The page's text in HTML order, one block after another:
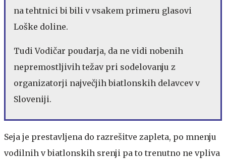
na tehtnici bi bili v vsakem primeru glasovi
Loške doline.
Tudi Vodičar poudarja, da ne vidi nobenih
nepremostljivih težav pri sodelovanju z
organizatorji največjih biatlonskih delavcev v
Sloveniji.
Seja je prestavljena do razrešitve zapleta, po mnenju
vodilnih v biatlonskih srenji pa to trenutno ne vpliva